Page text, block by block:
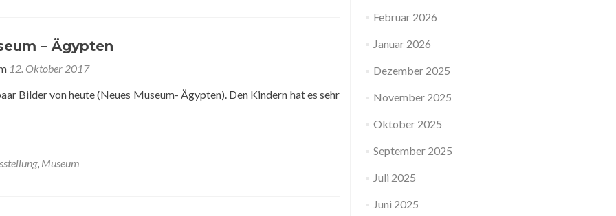
– Ägypten
12. Oktober 2017
Bilder von heute (Neues Museum- Ägypten). Den Kindern hat es sehr
, Museum
Februar 2026
Januar 2026
Dezember 2025
November 2025
Oktober 2025
September 2025
Juli 2025
Juni 2025